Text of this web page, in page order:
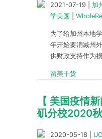
2021-07-19 加
学美国
为了给加州本地
年开始要消减州
供财政支持作为
留美干货
【 美国疫情
矶分校2020
2020-05-18